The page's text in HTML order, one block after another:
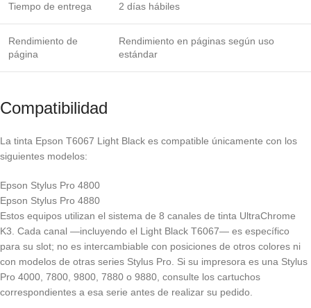
Tiempo de entrega 2 días hábiles
Rendimiento de
página
Rendimiento en páginas según uso
estándar
Compatibilidad
La tinta Epson T6067 Light Black es compatible únicamente con los
siguientes modelos:
Epson Stylus Pro 4800
Epson Stylus Pro 4880
Estos equipos utilizan el sistema de 8 canales de tinta UltraChrome
K3. Cada canal —incluyendo el Light Black T6067— es específico
para su slot; no es intercambiable con posiciones de otros colores ni
con modelos de otras series Stylus Pro. Si su impresora es una Stylus
Pro 4000, 7800, 9800, 7880 o 9880, consulte los cartuchos
correspondientes a esa serie antes de realizar su pedido.